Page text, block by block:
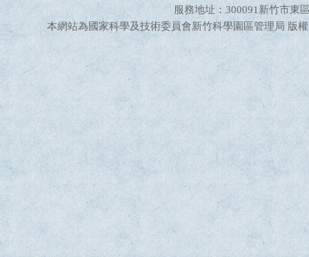
服務地址：300091新竹市東
本網站為國家科學及技術委員會新竹科學園區管理局 版